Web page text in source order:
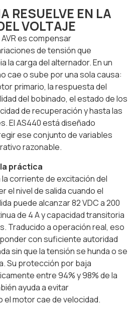
RESUELVE EN LA
VOLTAJE
es compensar
de tensión que
la carga del alternador. En un
cae o sube por una sola causa:
primario, la respuesta del
del bobinado, el estado de los
de recuperación y hasta las
El AS440 está diseñado
ese conjunto de variables
razonable.
la práctica
corriente de excitación del
el nivel de salida cuando el
puede alcanzar 82 VDC a 200
de 4 A y capacidad transitoria
Traducido a operación real, eso
con suficiente autoridad
sin que la tensión se hunda o se
Su protección por baja
entre 94% y 98% de la
ayuda a evitar
motor cae de velocidad.